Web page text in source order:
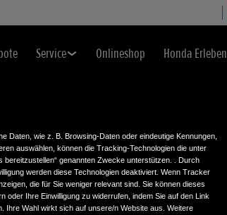
Service Onlineshop Honda Erleben
Daten, wie z. B. Browsing-Daten oder eindeutige Kennungen,
auswählen, können die Tracking-Technologien die unter
bereitzustellen“ genannten Zwecke unterstützen. . Durch
werden diese Technologien deaktiviert. Wenn Tracker
die für Sie weniger relevant sind. Sie können dieses
oder Ihre Einwilligung zu widerrufen, indem Sie auf den Link
Ihre Wahl wirkt sich auf unsere/n Website aus. Weitere